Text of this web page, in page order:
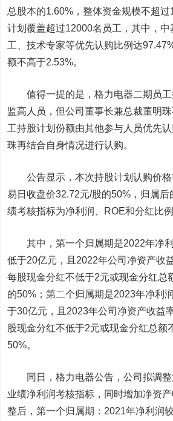
总股本的1.60%，整体资金规模不超
计划覆盖超过12000名员工，其中，中
工、技术专家等优先认购比例达
额不高于2.53%。
值得一提的是，格力电器二期员工
监高人员，但公司董事长兼总裁董明
工持股计划份额由其他参与人员优先
珠再结合自身情况进行认购。
公告显示，本次持股计划认购价格
易日收盘价32.72元/股的50%，归属后
绩考核指标为净利润、ROE和分红比例
其中，第一个归属期是2022年净利
低于20亿元，且2022年公司净资产收
每股现金分红不低于2元或现金分红总
的50%；第二个归属期是2023年净利
于30亿元，且2023年公司净资产收益
股现金分红不低于2元或现金分红总额
50%。
同日，格力电器公告，公司拟调整
业绩净利润考核指标，同时增加净资
整后，第一个归属期：2021年净利润